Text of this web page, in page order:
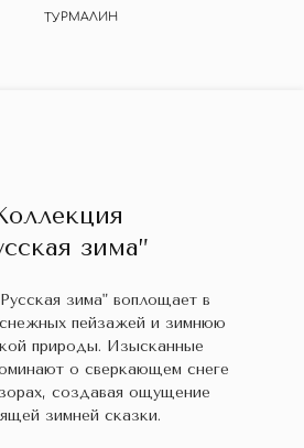
ТУРМАЛИН
зима”
зима" воплощает в
пейзажей и зимнюю
природы. Изысканные
о сверкающем снеге
создавая ощущение
зимней сказки.